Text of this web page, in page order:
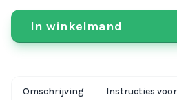
In winkelmand
Omschrijving Instructies